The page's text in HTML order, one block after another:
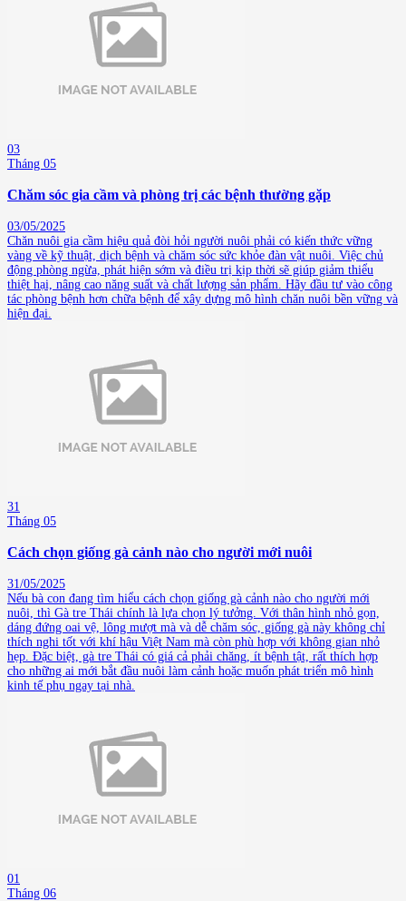
03
Tháng 05
Chăm sóc gia cầm và phòng trị các bệnh thường gặp
03/05/2025
Chăn nuôi gia cầm hiệu quả đòi hỏi người nuôi phải có kiến thức vững
vàng về kỹ thuật, dịch bệnh và chăm sóc sức khỏe đàn vật nuôi. Việc chủ
động phòng ngừa, phát hiện sớm và điều trị kịp thời sẽ giúp giảm thiểu
thiệt hại, nâng cao năng suất và chất lượng sản phẩm. Hãy đầu tư vào công
tác phòng bệnh hơn chữa bệnh để xây dựng mô hình chăn nuôi bền vững và
hiện đại.
31
Tháng 05
Cách chọn giống gà cảnh nào cho người mới nuôi
31/05/2025
Nếu bà con đang tìm hiểu cách chọn giống gà cảnh nào cho người mới
nuôi, thì Gà tre Thái chính là lựa chọn lý tưởng. Với thân hình nhỏ gọn,
dáng đứng oai vệ, lông mượt mà và dễ chăm sóc, giống gà này không chỉ
thích nghi tốt với khí hậu Việt Nam mà còn phù hợp với không gian nhỏ
hẹp. Đặc biệt, gà tre Thái có giá cả phải chăng, ít bệnh tật, rất thích hợp
cho những ai mới bắt đầu nuôi làm cảnh hoặc muốn phát triển mô hình
kinh tế phụ ngay tại nhà.
01
Tháng 06